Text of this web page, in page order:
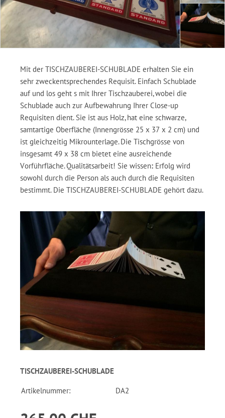
Mit der TISCHZAUBEREI-SCHUBLADE erhalten Sie ein
sehr zweckentsprechendes Requisit. Einfach Schublade
auf und los geht s mit Ihrer Tischzauberei, wobei die
Schublade auch zur Aufbewahrung Ihrer Close-up
Requisiten dient. Sie ist aus Holz, hat eine schwarze,
samtartige Oberfläche (Innengrösse 25 x 37 x 2 cm) und
ist gleichzeitig Mikrounterlage. Die Tischgrösse von
insgesamt 49 x 38 cm bietet eine ausreichende
Vorführfläche. Qualitätsarbeit! Sie wissen: Erfolg wird
sowohl durch die Person als auch durch die Requisiten
bestimmt. Die TISCHZAUBEREI-SCHUBLADE gehört dazu.
TISCHZAUBEREI-SCHUBLADE
Artikelnummer: DA2